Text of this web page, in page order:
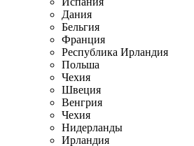
Дания
Бельгия
Франция
Республика Ирландия
Польша
Чехия
Швеция
Венгрия
Чехия
Нидерланды
Ирландия